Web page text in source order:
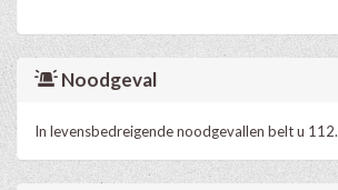
Noodgeval
In levensbedreigende noodgevallen belt u 112.